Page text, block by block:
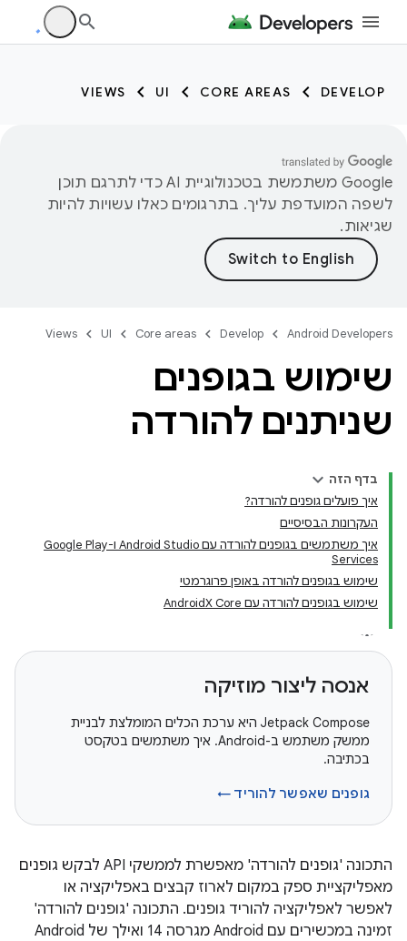
DEVELOP
CORE AREAS
UI
VIEWS
‫Google משתמשת בטכנולוגיית AI כדי לתרגם תוכן
לשפה המועדפת עליך. בתרגומים כאלו עשויות להיות
שגיאות.
Android Developers
Develop
Core areas
UI
Views
שימוש בגופנים
שניתנים להורדה
בדף הזה
איך פועלים גופנים להורדה?
העקרונות הבסיסיים
איך משתמשים בגופנים להורדה עם Android Studio ו-Google Play
Services
שימוש בגופנים להורדה באופן פרוגרמטי
שימוש בגופנים להורדה עם AndroidX Core
אנסה ליצור מוזיקה
‫Jetpack Compose היא ערכת הכלים המומלצת לבניית
ממשק משתמש ב-Android. איך משתמשים בטקסט
בכתיבה.
גופנים שאפשר להוריד ←
התכונה 'גופנים להורדה' מאפשרת לממשקי API לבקש גופנים
מאפליקציית ספק במקום לארוז קבצים באפליקציה או
לאפשר לאפליקציה להוריד גופנים. התכונה 'גופנים להורדה'
זמינה במכשירים עם Android מגרסה 14 ואילך של Android